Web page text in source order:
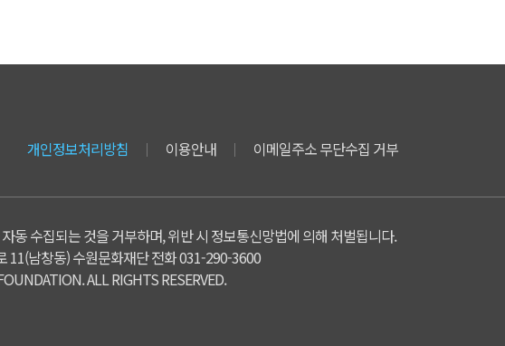
개인정보처리방침 이용안내 이메일주소 무단수집 거부
동 수집되는 것을 거부하며, 위반 시 정보통신망법에 의해 처벌됩니다.
11(남창동) 수원문화재단 전화 031-290-3600
ALL RIGHTS RESERVED.